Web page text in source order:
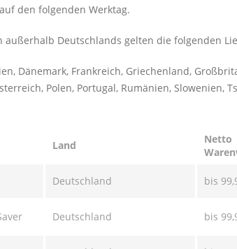
den folgenden Werktag.
außerhalb Deutschlands gelten die folgenden
Dänemark, Frankreich, Griechenland,
Polen, Portugal, Rumänien, Slowenien,
Land
Netto
Deutschland bis
Deutschland bis